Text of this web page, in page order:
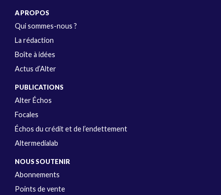
A PROPOS
Qui sommes-nous ?
La rédaction
Boîte à idées
Actus d’Alter
PUBLICATIONS
Alter Échos
Focales
Échos du crédit et de l’endettement
Altermedialab
NOUS SOUTENIR
Abonnements
Points de vente